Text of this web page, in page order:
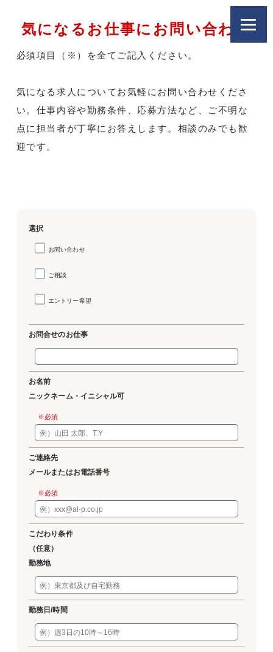
気になるお仕事にお問い合わせ
必須項目（※）を全てご記入ください。
気になる求人についてお気軽にお問い合わせくださ
い。仕事内容や勤務条件、応募方法など、ご不明な
点に担当者が丁寧にお答えします。相談のみでも歓
迎です。
選択
お問い合わせ
ご相談
エントリー希望
お問合せのお仕事
お名前
ニックネーム・イニシャル可
※必須
ご連絡先
メールまたはお電話番号
※必須
こだわり条件
（任意）
勤務地
勤務日/時間